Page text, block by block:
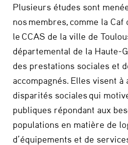
Plusieurs études sont
nos membres, comme la Caf
le CCAS de la ville de
départemental de la Haute-
des prestations sociales et
accompagnés. Elles visent
disparités sociales qui
publiques répondant aux
populations en matière de
d’équipements et de